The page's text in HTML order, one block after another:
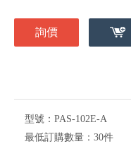
詢價
型號： PAS-102E-A
最低訂購數量： 30件